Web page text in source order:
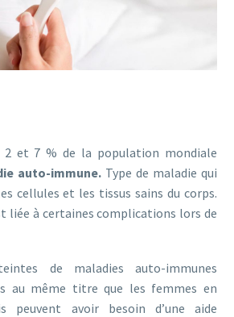
2 et 7 % de la population mondiale
auto-immune. Type de maladie qui
cellules et les tissus sains du corps.
liée à certaines complications lors de
de maladies auto-immunes
au même titre que les femmes en
peuvent avoir besoin d’une aide